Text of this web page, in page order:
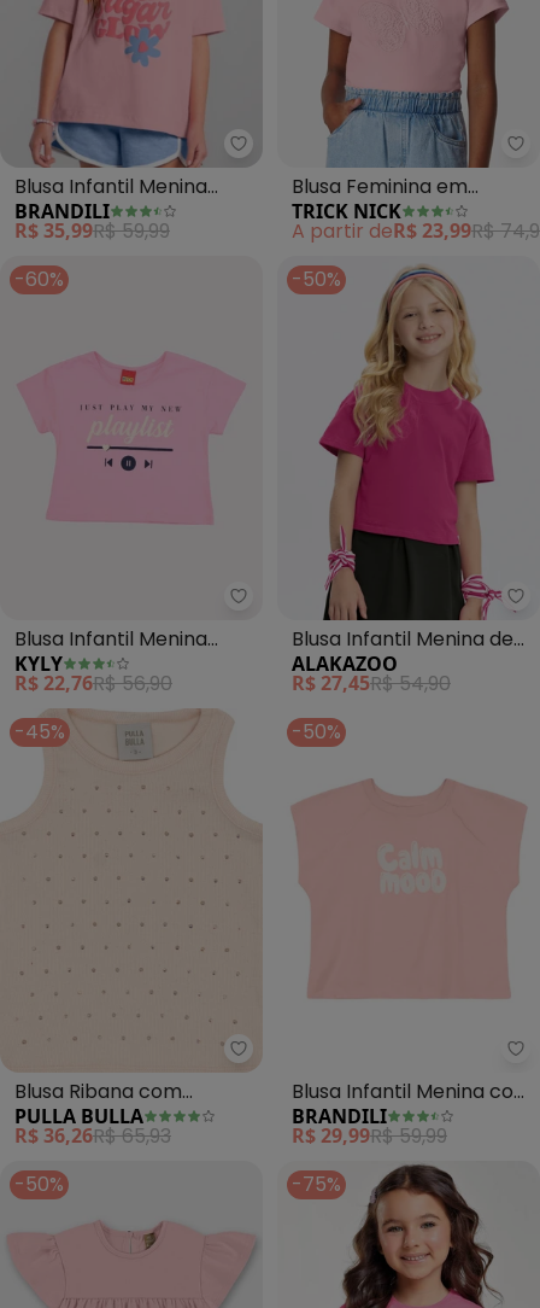
Brandili - Blusa Infantil Menina
Blusa Infantil Menina
Floral (Rosa)
BRANDILI
R$ 35,99R$ 59,99
Blusa Feminina em
Cotton Leve (Rosa)
TRICK NICK
A partir deR$ 23,99R$
-60%
Kyly - Blusa Infantil Menina
Blusa Infantil Menina
Lettering (Rosa)
KYLY
R$ 22,76R$ 56,90
-50%
Blusa Infantil Menina de
Mangas Curtas (Rosa)
ALAKAZOO
R$ 27,45R$ 54,90
-45%
Pulla Bulla - Blusa Ribana com
Blusa Ribana com
Elastano Leve (Rosa)
PULLA BULLA
R$ 36,26R$ 65,93
-50%
Blusa Infantil Menina com
Estampa Tropical (Rosa)
BRANDILI
R$ 29,99R$ 59,99
-50%
-75%